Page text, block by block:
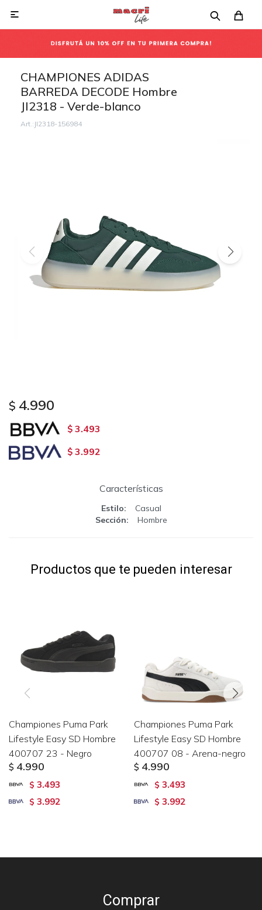

CHAMPIONES ADIDAS
BARREDA DECODE Hombre
JI2318 - Verde-blanco
JI2318-156984
$ 4.990
$ 3.493
$ 3.992
Características
Estilo
Casual
Sección
Hombre
Productos que te pueden interesar
Championes Puma Park
Lifestyle Easy SD Hombre
400707 23 - Negro
$ 4.990
$ 3.493
$ 3.992
Championes Puma Park
Lifestyle Easy SD Hombre
400707 08 - Arena-negro
$ 4.990
$ 3.493
$ 3.992
Comprar